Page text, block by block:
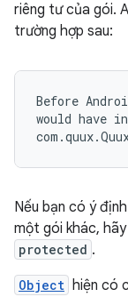
riêng tư của gói.
trường hợp sau:
Before
would have
Nếu bạn có ý
một gói khác,
protected .
Object hiện có